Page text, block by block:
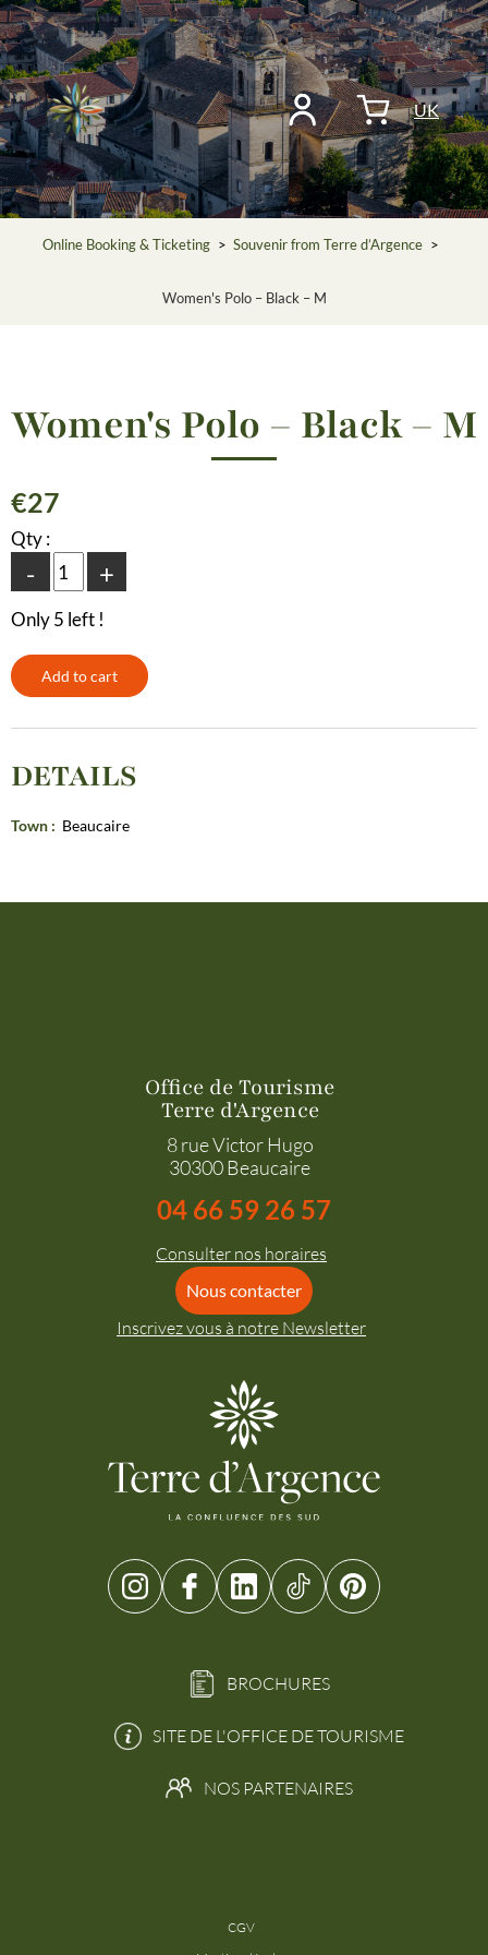
UK
Online Booking & Ticketing > Souvenir from Terre d’Argence >
Women's Polo – Black – M
Women's Polo – Black – M
€27
Qty :
- +
Only 5 left !
DETAILS
Town : Beaucaire
Office de Tourisme
Terre d'Argence
8 rue Victor Hugo
30300 Beaucaire
04 66 59 26 57
Consulter nos horaires
Nous contacter
Inscrivez vous à notre Newsletter
BROCHURES
SITE DE L'OFFICE DE TOURISME
NOS PARTENAIRES
CGV